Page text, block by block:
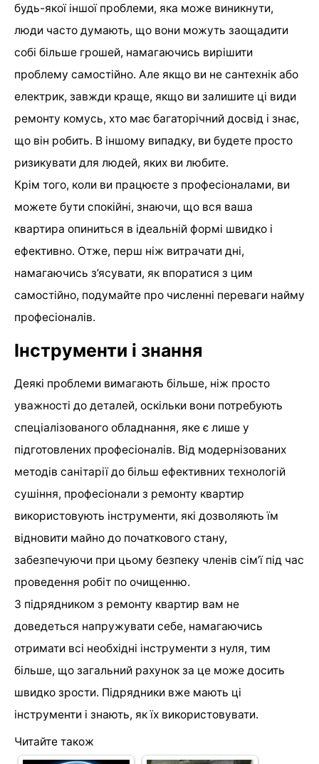
будь-якої іншої проблеми, яка може виникнути,
люди часто думають, що вони можуть заощадити
собі більше грошей, намагаючись вирішити
проблему самостійно. Але якщо ви не сантехнік або
електрик, завжди краще, якщо ви залишите ці види
ремонту комусь, хто має багаторічний досвід і знає,
що він робить. В іншому випадку, ви будете просто
ризикувати для людей, яких ви любите.
Крім того, коли ви працюєте з професіоналами, ви
можете бути спокійні, знаючи, що вся ваша
квартира опиниться в ідеальній формі швидко і
ефективно. Отже, перш ніж витрачати дні,
намагаючись з’ясувати, як впоратися з цим
самостійно, подумайте про численні переваги найму
професіоналів.
Інструменти і знання
Деякі проблеми вимагають більше, ніж просто
уважності до деталей, оскільки вони потребують
спеціалізованого обладнання, яке є лише у
підготовлених професіоналів. Від модернізованих
методів санітарії до більш ефективних технологій
сушіння, професіонали з ремонту квартир
використовують інструменти, які дозволяють їм
відновити майно до початкового стану,
забезпечуючи при цьому безпеку членів сім’ї під час
проведення робіт по очищенню.
З підрядником з ремонту квартир вам не
доведеться напружувати себе, намагаючись
отримати всі необхідні інструменти з нуля, тим
більше, що загальний рахунок за це може досить
швидко зрости. Підрядники вже мають ці
інструменти і знають, як їх використовувати.
Читайте також